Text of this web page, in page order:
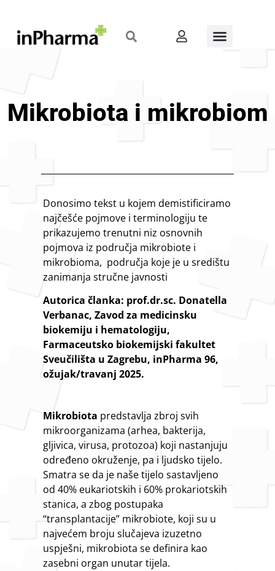
Mikrobiota i mikrobiom
Donosimo tekst u kojem demistificiramo
najčešće pojmove i terminologiju te
prikazujemo trenutni niz osnovnih
pojmova iz područja mikrobiote i
mikrobioma, područja koje je u središtu
zanimanja stručne javnosti
Autorica članka: prof.dr.sc. Donatella
Verbanac, Zavod za medicinsku
biokemiju i hematologiju,
Farmaceutsko biokemijski fakultet
Sveučilišta u Zagrebu, inPharma 96,
ožujak/travanj 2025.
Mikrobiota predstavlja zbroj svih
mikroorganizama (arhea, bakterija,
gljivica, virusa, protozoa) koji nastanjuju
određeno okruženje, pa i ljudsko tijelo.
Smatra se da je naše tijelo sastavljeno
od 40% eukariotskih i 60% prokariotskih
stanica, a zbog postupaka
“transplantacije” mikrobiote, koji su u
najvećem broju slučajeva izuzetno
uspješni, mikrobiota se definira kao
zasebni organ unutar tijela.